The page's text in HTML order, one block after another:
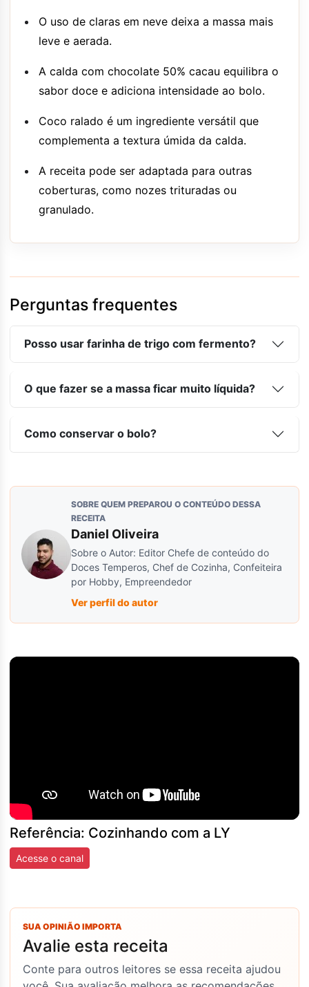
O uso de claras em neve deixa a massa mais
leve e aerada.
A calda com chocolate 50% cacau equilibra o
sabor doce e adiciona intensidade ao bolo.
Coco ralado é um ingrediente versátil que
complementa a textura úmida da calda.
A receita pode ser adaptada para outras
coberturas, como nozes trituradas ou
granulado.
Perguntas frequentes
Posso usar farinha de trigo com fermento?
O que fazer se a massa ficar muito líquida?
Como conservar o bolo?
SOBRE QUEM PREPAROU O CONTEÚDO DESSA
RECEITA
Daniel Oliveira
Sobre o Autor: Editor Chefe de conteúdo do
Doces Temperos, Chef de Cozinha, Confeiteira
por Hobby, Empreendedor
Ver perfil do autor
Referência: Cozinhando com a LY
Acesse o canal
SUA OPINIÃO IMPORTA
Avalie esta receita
Conte para outros leitores se essa receita ajudou